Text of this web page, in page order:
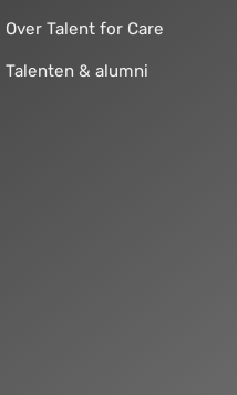
Over Talent for Care
Talenten & alumni